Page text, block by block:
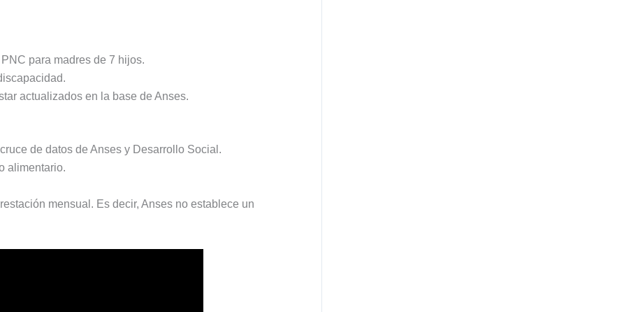
para madres de 7 hijos.
actualizados en la base de Anses.
de datos de Anses y Desarrollo Social.
alimentario.
mensual. Es decir, Anses no establece un